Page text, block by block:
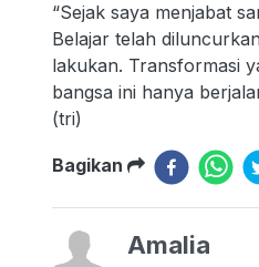
“Sejak saya menjabat
Belajar telah
lakukan. Transformasi
bangsa ini hanya
(tri)
Bagikan
Amalia